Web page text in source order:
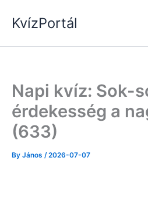
KvízPortál
Napi kvíz: Sok-
érdekesség a
(633)
By János /2026-07-07